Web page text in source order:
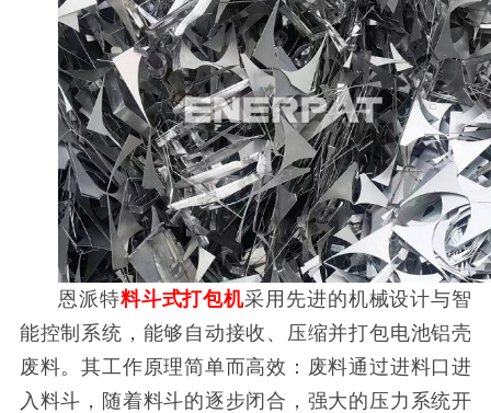
恩派特料斗式打包机采用先进的机械设计与智
能控制系统，能够自动接收、压缩并打包电池铝壳
废料。其工作原理简单而高效：废料通过进料口进
入料斗，随着料斗的逐步闭合，强大的压力系统开